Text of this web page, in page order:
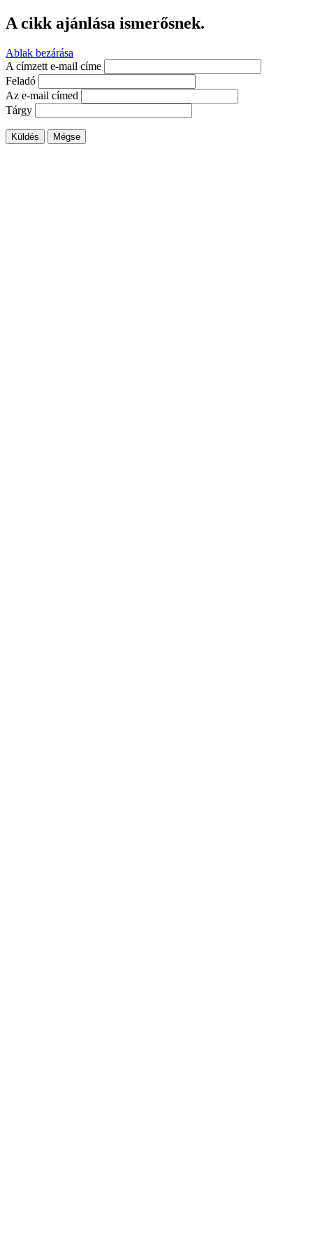
A cikk ajánlása ismerősnek.
Ablak bezárása
A címzett e-mail címe
Feladó
Az e-mail címed
Tárgy
Küldés Mégse